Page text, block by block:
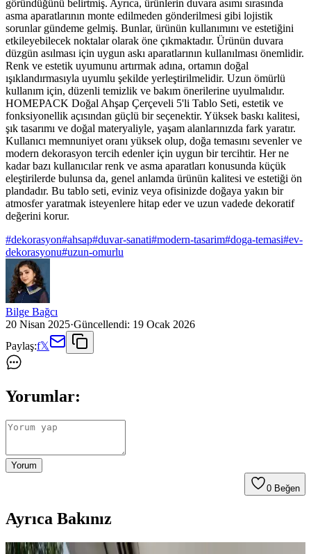
göründüğünü belirtmiş. Ayrıca, ürünlerin duvara asımı sırasında
asma aparatlarının monte edilmeden gönderilmesi gibi lojistik
sorunlar gündeme gelmiş. Bunlar, ürünün kullanımını ve estetiğini
etkileyebilecek noktalar olarak öne çıkmaktadır. Ürünün duvara
düzgün asılması için uygun askı aparatlarının kullanılması önemlidir.
Renk ve estetik uyumunu artırmak adına, ortamın doğal
ışıklandırmasıyla uyumlu şekilde yerleştirilmelidir. Uzun ömürlü
kullanım için, düzenli temizlik ve bakım önerilerine uyulmalıdır.
HOMEPACK Doğal Ahşap Çerçeveli 5'li Tablo Seti, estetik ve
fonksiyonellik açısından güçlü bir seçenektir. Yüksek baskı kalitesi,
şık tasarımı ve doğal materyaliyle, yaşam alanlarınızda fark yaratır.
Kullanıcı memnuniyet oranı yüksek olup, doğa temasını sevenler ve
modern dekorasyon tercih edenler için uygun bir tercihtir. Her ne
kadar bazı kullanıcılar renk ve asma aparatları konusunda küçük
eleştirilerde bulunsa da, genel anlamda ürünün kalitesi ve estetiği ön
plandadır. Bu tablo seti, eviniz veya ofisinizde doğaya yakın bir
atmosfer yaratmak isteyenlere hitap eder ve uzun vadede dekoratif
değerini korur.
#dekorasyon#ahsap#duvar-sanati#modern-tasarim#doga-temasi#ev-
dekorasyonu#uzun-omurlu
Bilge Bağcı
20 Nisan 2025·Güncellendi: 19 Ocak 2026
Paylaş:f𝕏
Yorumlar:
Yorum
0 Beğen
Ayrıca Bakınız